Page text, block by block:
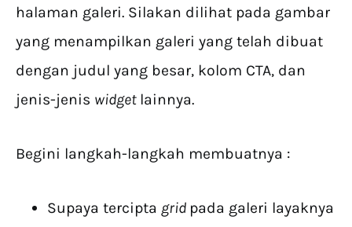
halaman galeri. Silakan dilihat pada gambar
yang menampilkan galeri yang telah dibuat
dengan judul yang besar, kolom CTA, dan
jenis-jenis widget lainnya.
Begini langkah-langkah membuatnya :
Supaya tercipta grid pada galeri layaknya